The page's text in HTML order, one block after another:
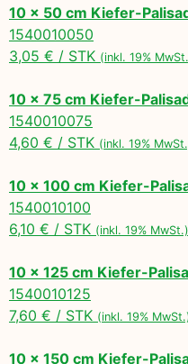
10 x 50 cm Kiefer-
1540010050
3,05 € / STK (inkl. 19%
10 x 75 cm Kiefer-
1540010075
4,60 € / STK (inkl. 19%
10 x 100 cm Kiefer-
1540010100
6,10 € / STK (inkl. 19% MwSt.)
10 x 125 cm Kiefer-
1540010125
7,60 € / STK (inkl. 19%
10 x 150 cm Kiefer-